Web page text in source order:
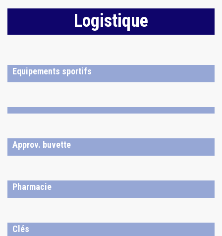
Logistique
Equipements sportifs
Approv. buvette
Pharmacie
Clés